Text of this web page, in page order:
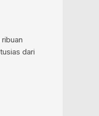
dari